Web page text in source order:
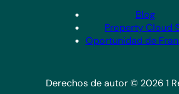
Blog
Property Cloud
Oportunidad de
Derechos de autor © 2026 1